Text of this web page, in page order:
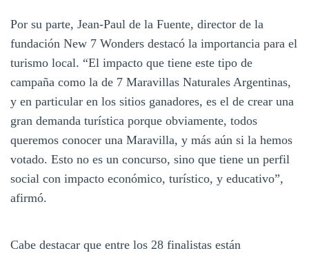
Por su parte, Jean-Paul de la Fuente, director de la
fundación New 7 Wonders destacó la importancia para el
turismo local. “El impacto que tiene este tipo de
campaña como la de 7 Maravillas Naturales Argentinas,
y en particular en los sitios ganadores, es el de crear una
gran demanda turística porque obviamente, todos
queremos conocer una Maravilla, y más aún si la hemos
votado. Esto no es un concurso, sino que tiene un perfil
social con impacto económico, turístico, y educativo”,
afirmó.
Cabe destacar que entre los 28 finalistas están